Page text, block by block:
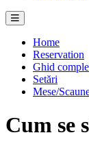
Home
Reservation
Ghid
Setări
Mese/
Cum se